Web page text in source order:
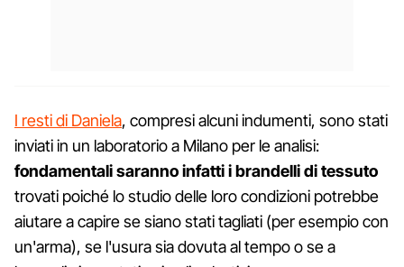
I resti di Daniela, compresi alcuni indumenti, sono stati
inviati in un laboratorio a Milano per le analisi:
fondamentali saranno infatti i brandelli di tessuto
trovati poiché lo studio delle loro condizioni potrebbe
aiutare a capire se siano stati tagliati (per esempio con
un'arma), se l'usura sia dovuta al tempo o se a